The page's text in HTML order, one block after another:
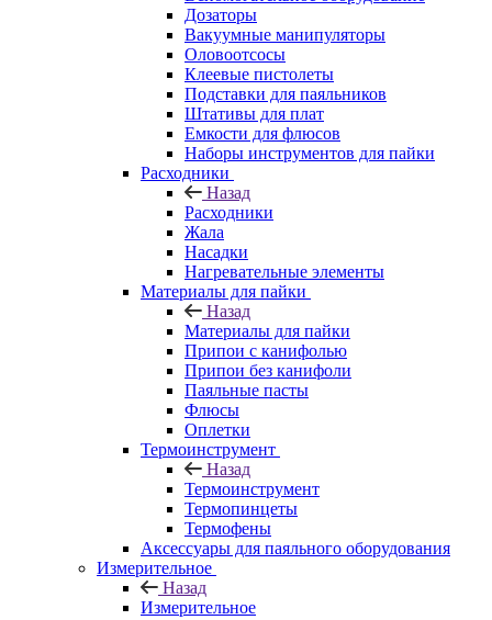
Дозаторы
Вакуумные манипуляторы
Оловоотсосы
Клеевые пистолеты
Подставки для паяльников
Штативы для плат
Емкости для флюсов
Наборы инструментов для пайки
Расходники
Назад
Расходники
Жала
Насадки
Нагревательные элементы
Материалы для пайки
Назад
Материалы для пайки
Припои с канифолью
Припои без канифоли
Паяльные пасты
Флюсы
Оплетки
Термоинструмент
Назад
Термоинструмент
Термопинцеты
Термофены
Аксессуары для паяльного оборудования
Измерительное
Назад
Измерительное